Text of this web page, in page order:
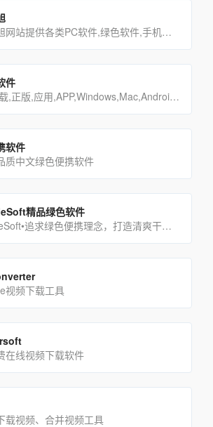
大眼仔旭网站提供各类PC软件,绿色软件,手机游戏,安卓APP,汉化软件,软件教程,坚持每天更新大量软件及视频教[…]
件
软件,下载,正版,应用,APP,Windows,Mac,Android,iOS,iPhone,手机,科技,限时[…]
软件
质中文绿色便携软件
精品绿色软件
PortableSoft•追求绿色便携理念，打造清爽干净系统！
视频下载工具
在线视频下载软件
载视频、合并视频工具